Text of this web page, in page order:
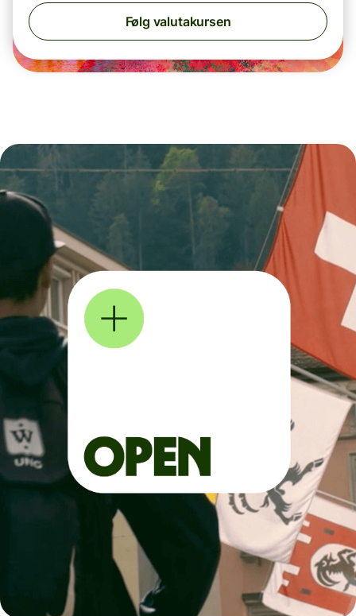
Følg valutakursen